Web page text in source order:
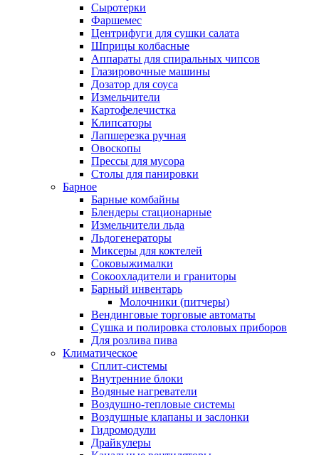
Сыротерки
Фаршемес
Центрифуги для сушки салата
Шприцы колбасные
Аппараты для спиральных чипсов
Глазировочные машины
Дозатор для соуса
Измельчители
Картофелечистка
Клипсаторы
Лапшерезка ручная
Овоскопы
Прессы для мусора
Столы для панировки
Барное
Барные комбайны
Блендеры стационарные
Измельчители льда
Льдогенераторы
Миксеры для коктелей
Соковыжималки
Сокоохладители и граниторы
Барный инвентарь
Молочники (питчеры)
Вендинговые торговые автоматы
Сушка и полировка столовых приборов
Для розлива пива
Климатическое
Сплит-системы
Внутренние блоки
Водяные нагреватели
Воздушно-тепловые системы
Воздушные клапаны и заслонки
Гидромодули
Драйкулеры